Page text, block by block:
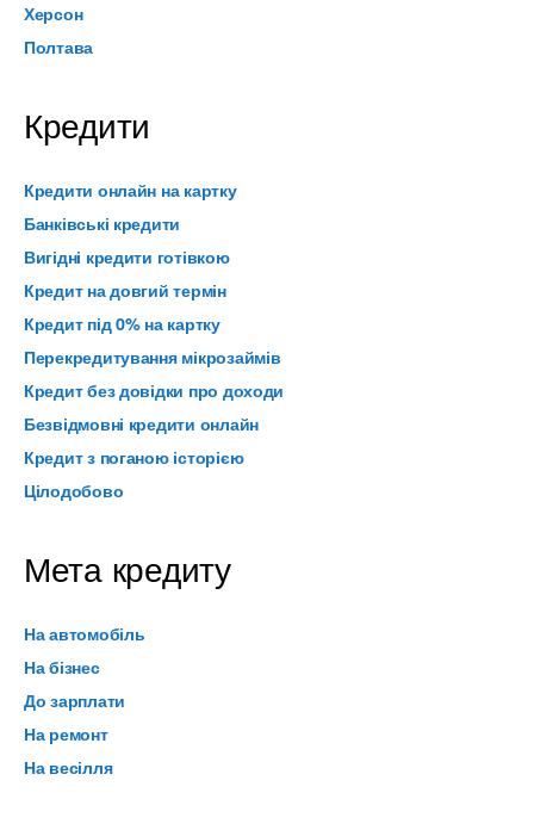
Херсон
Полтава
Кредити
Кредити онлайн на картку
Банківські кредити
Вигідні кредити готівкою
Кредит на довгий термін
Кредит під 0% на картку
Перекредитування мікрозаймів
Кредит без довідки про доходи
Безвідмовні кредити онлайн
Кредит з поганою історією
Цілодобово
Мета кредиту
На автомобіль
На бізнес
До зарплати
На ремонт
На весілля